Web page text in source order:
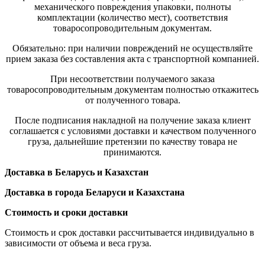
механического повреждения упаковки, полноты
комплектации (количество мест), соответствия
товаросопроводительным документам.
Обязательно: при наличии повреждений не осуществляйте
прием заказа без составления акта с транспортной компанией.
При несоответствии получаемого заказа
товаросопроводительным документам полностью откажитесь
от полученного товара.
После подписания накладной на получение заказа клиент
соглашается с условиями доставки и качеством полученного
груза, дальнейшие претензии по качеству товара не
принимаются.
Доставка в Беларусь и Казахстан
Доставка в города Беларуси и Казахстана
Стоимость и сроки доставки
Стоимость и срок доставки рассчитывается индивидуально в
зависимости от объема и веса груза.